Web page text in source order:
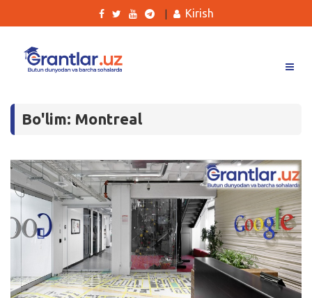
Tanlovlar
Kurslar
Yana
Kirish
Bo'lim: Montreal